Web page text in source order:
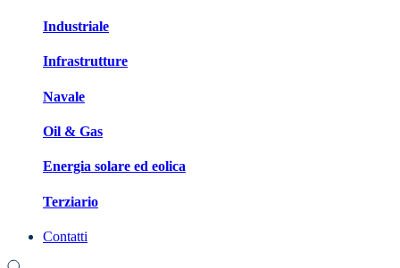
Industriale
Infrastrutture
Navale
Oil & Gas
Energia solare ed eolica
Terziario
Contatti